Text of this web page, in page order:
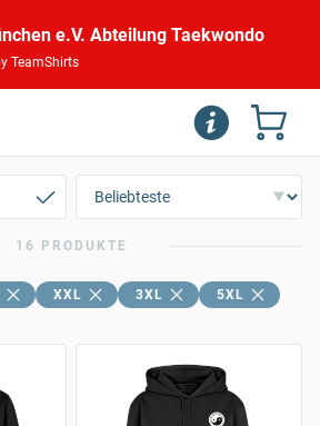
e.V. Abteilung Taekwondo
TeamShirts
16 PRODUKTE
XXL 3XL
5XL